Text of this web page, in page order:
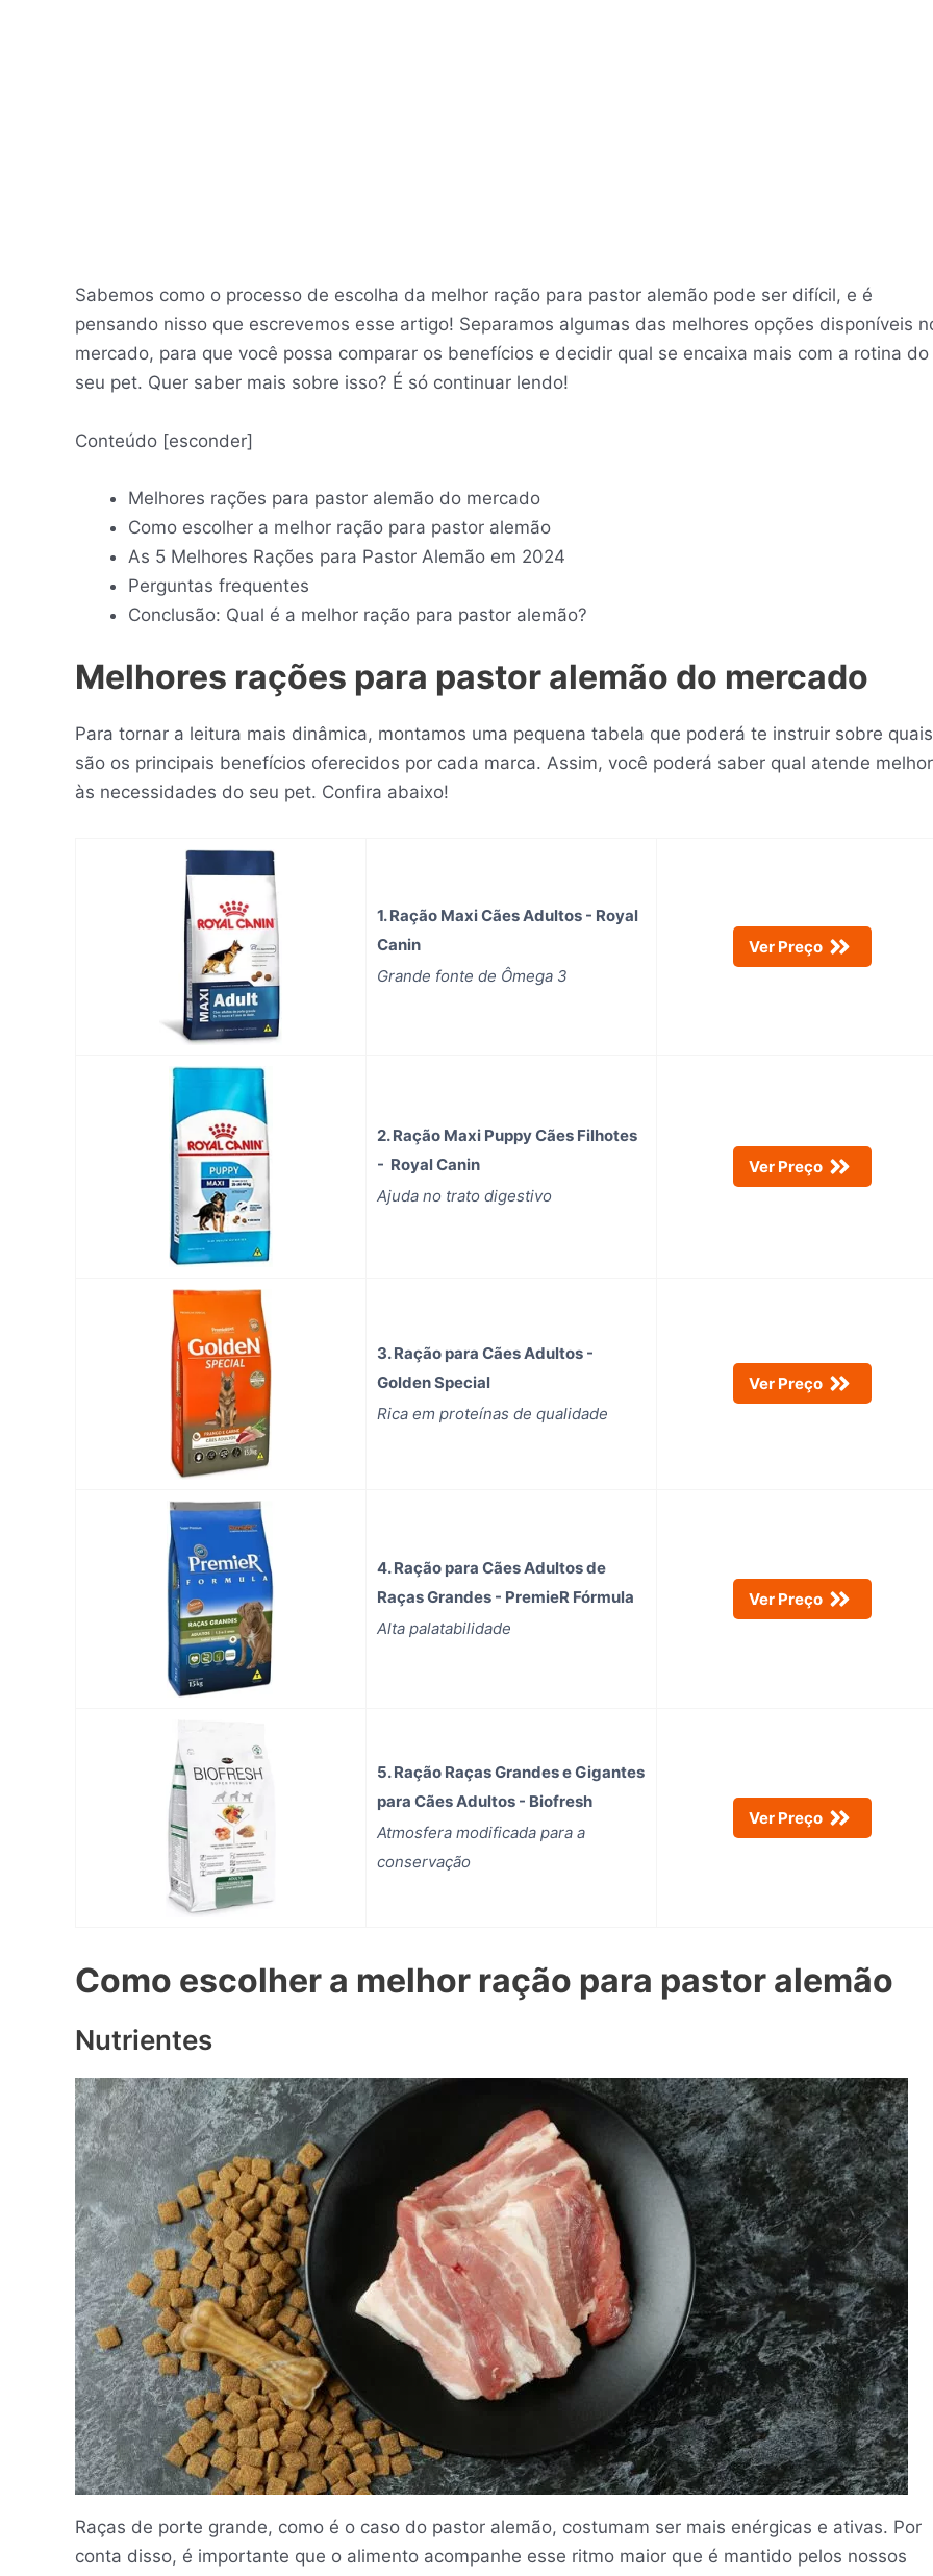
Sabemos como o processo de escolha da melhor ração para pastor alemão pode ser difícil, e é
pensando nisso que escrevemos esse artigo! Separamos algumas das melhores opções disponíveis
mercado, para que você possa comparar os benefícios e decidir qual se encaixa mais com a rotina do
seu pet. Quer saber mais sobre isso? É só continuar lendo!
Conteúdo [esconder]
Melhores rações para pastor alemão do mercado
Como escolher a melhor ração para pastor alemão
As 5 Melhores Rações para Pastor Alemão em 2024
Perguntas frequentes
Conclusão: Qual é a melhor ração para pastor alemão?
Melhores rações para pastor alemão do mercado
Para tornar a leitura mais dinâmica, montamos uma pequena tabela que poderá te instruir sobre quais
são os principais benefícios oferecidos por cada marca. Assim, você poderá saber qual atende melhor
às necessidades do seu pet. Confira abaixo!
1. Ração Maxi Cães Adultos - Royal
Canin
Grande fonte de Ômega 3
Ver Preço
2. Ração Maxi Puppy Cães Filhotes
- Royal Canin
Ajuda no trato digestivo
Ver Preço
3. Ração para Cães Adultos -
Golden Special
Rica em proteínas de qualidade
Ver Preço
4. Ração para Cães Adultos de
Raças Grandes - PremieR Fórmula
Alta palatabilidade
Ver Preço
5. Ração Raças Grandes e Gigantes
para Cães Adultos - Biofresh
Atmosfera modificada para a
conservação
Ver Preço
Como escolher a melhor ração para pastor alemão
Nutrientes
Raças de porte grande, como é o caso do pastor alemão, costumam ser mais enérgicas e ativas. Por
conta disso, é importante que o alimento acompanhe esse ritmo maior que é mantido pelos nossos